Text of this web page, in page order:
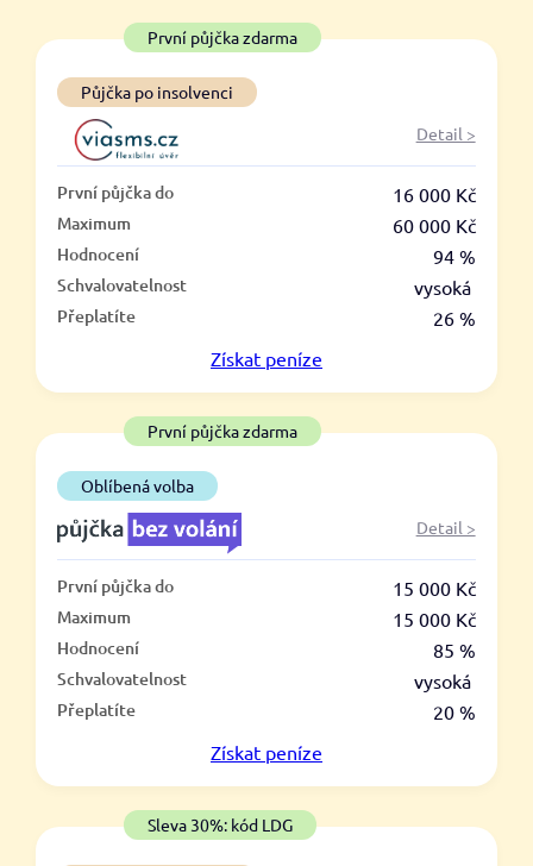
Od
Do
První půjčka zdarma
–
ano
Ve zkušebce
ano
ne
Po insolvenci
ano
ne
První půjčka zdarma
Půjčka po insolvenci
Detail >
První půjčka do 16 000 Kč
Maximum 60 000 Kč
Hodnocení 94 %
Schvalovatelnost vysoká
Přeplatíte
26 %
Získat peníze
První půjčka zdarma
Oblíbená volba
Detail >
První půjčka do 15 000 Kč
Maximum 15 000 Kč
Hodnocení 85 %
Schvalovatelnost vysoká
Přeplatíte
20 %
Získat peníze
Sleva 30%: kód LDG